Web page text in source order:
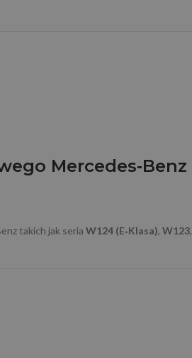
Mercedes‑Benz
takich jak seria W124 (E‑Klasa), W123,